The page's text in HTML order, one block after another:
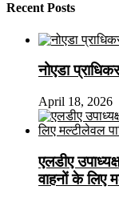
Recent Posts
नोएडा
April 18, 2026
एलडीए
वाहनों के लिए